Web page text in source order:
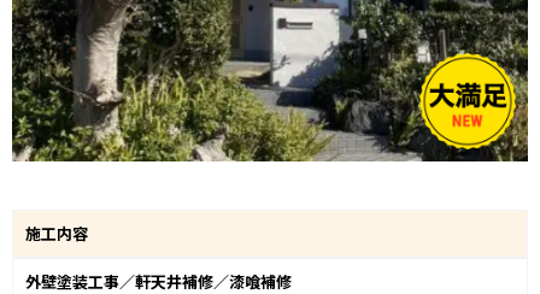
施工内容
外壁塗装工事／軒天井補修／漆喰補修